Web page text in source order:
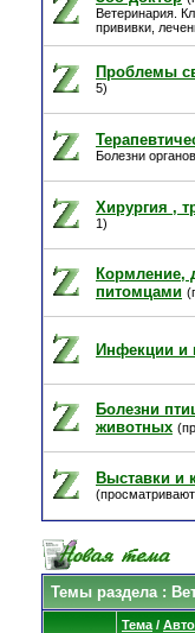
Ветеринария.
прививки,
Проблемы
5)
Болезни
Хирургия ,
1)
Кормление,
питомцами
Инфекции и
Болезни
животных
Выставки и
Темы раздела:
Тема /